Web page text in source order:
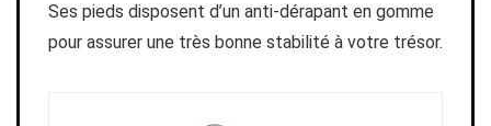
Ses pieds disposent d’un anti-dérapant en gomme
pour assurer une très bonne stabilité à votre trésor.